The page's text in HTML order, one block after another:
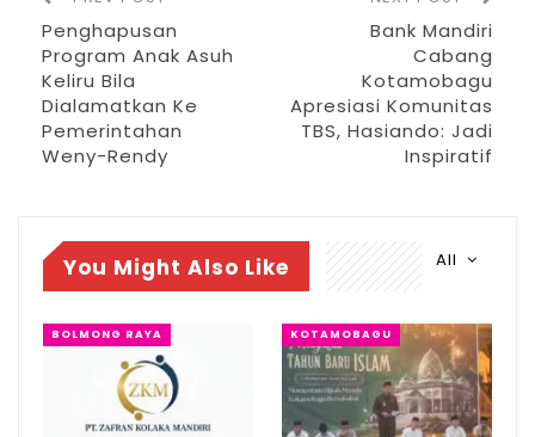
stadion ini” jelas Ysk
Sementara itu Walikota Kota Kotamobagu
dr Wenny Gaib mengucapkan rasa syukur
dan berterima kasih kepada Gubernur
keberadaan fasilitas olahraga kita di Kota
Kotamobagu.
“atas nama masyarakat dan pemerintah
daerah, kami mengucapkam terima kasih
yang setinggi tingginya atas kepedulian pak
Penghapusan
Program Anak Asuh
Keliru Bila
Dialamatkan Ke
Pemerintahan
Weny-Rendy
Bank Mandiri
Cabang
Kotamobagu
Apresiasi Komunitas
TBS, Hasiando: Jadi
Inspiratif
All
You Might Also Like
BOLMONG RAYA KOTAMOBAGU